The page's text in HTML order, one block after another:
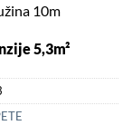
10m
5,3m²